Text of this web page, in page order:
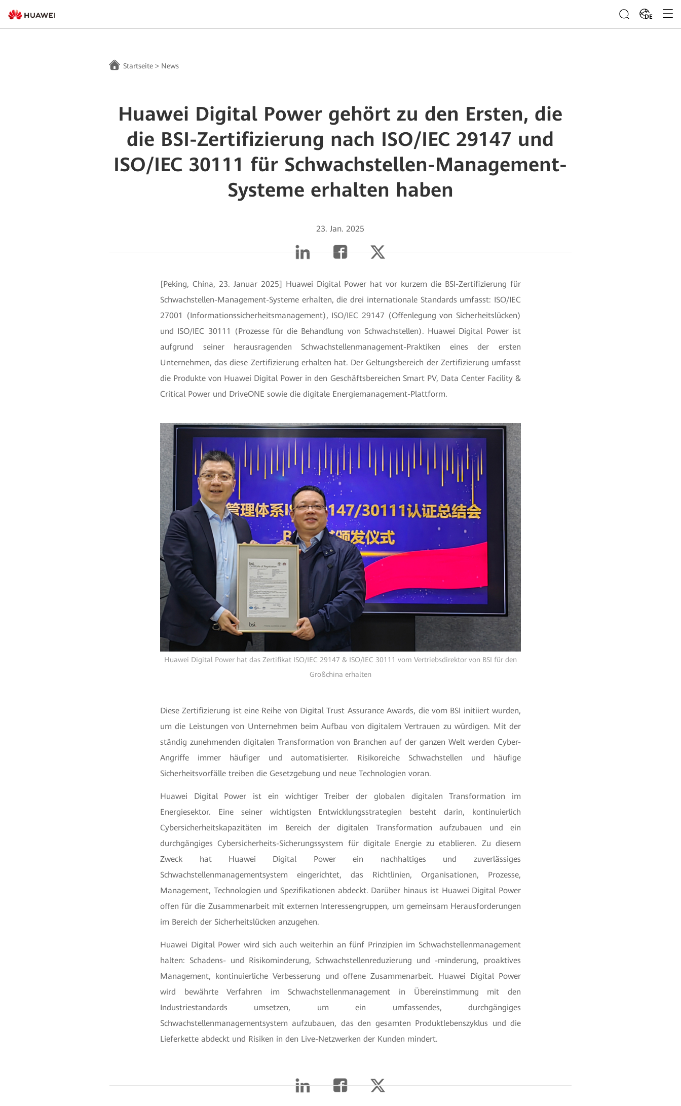
DE
Startseite > News
Huawei Digital Power gehört zu den Ersten, die
die BSI-Zertifizierung nach ISO/IEC 29147 und
ISO/IEC 30111 für Schwachstellen-Management-
Systeme erhalten haben
23. Jan. 2025
[Peking, China, 23. Januar 2025] Huawei Digital Power hat vor kurzem die BSI-Zertifizierung für
Schwachstellen-Management-Systeme erhalten, die drei internationale Standards umfasst: ISO/IEC
27001 (Informationssicherheitsmanagement), ISO/IEC 29147 (Offenlegung von Sicherheitslücken)
und ISO/IEC 30111 (Prozesse für die Behandlung von Schwachstellen). Huawei Digital Power ist
aufgrund seiner herausragenden Schwachstellenmanagement-Praktiken eines der ersten
Unternehmen, das diese Zertifizierung erhalten hat. Der Geltungsbereich der Zertifizierung umfasst
die Produkte von Huawei Digital Power in den Geschäftsbereichen Smart PV, Data Center Facility &
Critical Power und DriveONE sowie die digitale Energiemanagement-Plattform.
Huawei Digital Power hat das Zertifikat ISO/IEC 29147 & ISO/IEC 30111 vom Vertriebsdirektor von BSI für den
Großchina erhalten
Diese Zertifizierung ist eine Reihe von Digital Trust Assurance Awards, die vom BSI initiiert wurden,
um die Leistungen von Unternehmen beim Aufbau von digitalem Vertrauen zu würdigen. Mit der
ständig zunehmenden digitalen Transformation von Branchen auf der ganzen Welt werden Cyber-
Angriffe immer häufiger und automatisierter. Risikoreiche Schwachstellen und häufige
Sicherheitsvorfälle treiben die Gesetzgebung und neue Technologien voran.
Huawei Digital Power ist ein wichtiger Treiber der globalen digitalen Transformation im
Energiesektor. Eine seiner wichtigsten Entwicklungsstrategien besteht darin, kontinuierlich
Cybersicherheitskapazitäten im Bereich der digitalen Transformation aufzubauen und ein
durchgängiges Cybersicherheits-Sicherungssystem für digitale Energie zu etablieren. Zu diesem
Zweck hat Huawei Digital Power ein nachhaltiges und zuverlässiges
Schwachstellenmanagementsystem eingerichtet, das Richtlinien, Organisationen, Prozesse,
Management, Technologien und Spezifikationen abdeckt. Darüber hinaus ist Huawei Digital Power
offen für die Zusammenarbeit mit externen Interessengruppen, um gemeinsam Herausforderungen
im Bereich der Sicherheitslücken anzugehen.
Huawei Digital Power wird sich auch weiterhin an fünf Prinzipien im Schwachstellenmanagement
halten: Schadens- und Risikominderung, Schwachstellenreduzierung und -minderung, proaktives
Management, kontinuierliche Verbesserung und offene Zusammenarbeit. Huawei Digital Power
wird bewährte Verfahren im Schwachstellenmanagement in Übereinstimmung mit den
Industriestandards umsetzen, um ein umfassendes, durchgängiges
Schwachstellenmanagementsystem aufzubauen, das den gesamten Produktlebenszyklus und die
Lieferkette abdeckt und Risiken in den Live-Netzwerken der Kunden mindert.